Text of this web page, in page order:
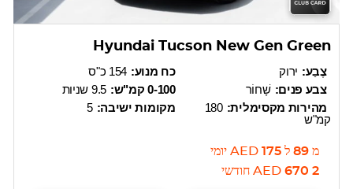
Hyundai Tucson New Gen Green
כח מנוע: 154 כ"ס
0-100 קמ"ש:
9.5 שניות
מקומות ישיבה: 5
צֶבַע: ירוק
צבע פנים: שָׁחוֹר
מהירות מקסימלית: 180
קמ"ש
מ 89 ל 175
AED יומי
2 670
AED חודשי